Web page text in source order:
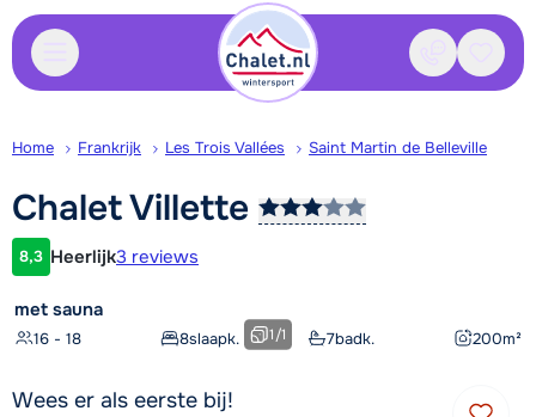
Contact
Home Frankrijk Les Trois Vallées Saint Martin de Belleville
ChaletVillette
Klantwaardering
8,3 Heerlijk3 reviews
met sauna
16 - 18 8slaapk. 7badk. 200m²
1/1
Wees er als eerste bij!